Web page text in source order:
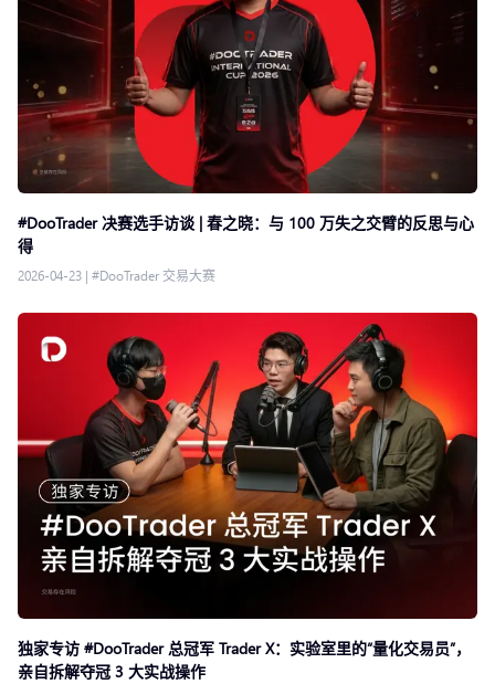
#DooTrader 决赛选手访谈 | 春之晓：与 100 万失之交臂的反思与心
得
2026-04-23 | #DooTrader 交易大赛
独家专访 #DooTrader 总冠军 Trader X：实验室里的“量化交易员”，
亲自拆解夺冠 3 大实战操作